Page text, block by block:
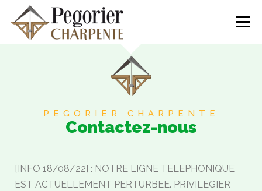
Menu
L’ENTREPRISE
CONTACTEZ-NOUS 04.50.55.94.77
PEGORIER CHARPENTE
Contactez-nous
[INFO 18/08/22] : NOTRE LIGNE TELEPHONIQUE
EST ACTUELLEMENT PERTURBEE. PRIVILEGIER